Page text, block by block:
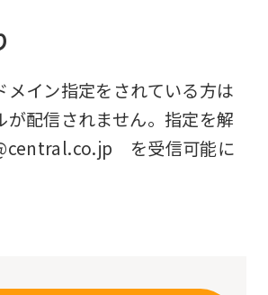
メイン指定をされている方は
が配信されません。指定を解
を受信可能に
using
the
service.